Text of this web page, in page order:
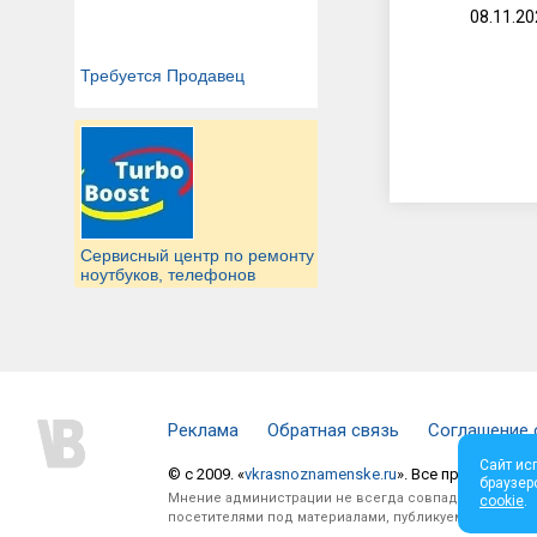
Требуется Продавец
Сервисный центр по ремонту
ноутбуков, телефонов
Реклама Обратная связь Соглашение
© c 2009. «vkrasnoznamenske.ru». Все права
Мнение администрации не всегда совпадает с
посетителями под материалами, публикуемыми на
Сайт
cookie.